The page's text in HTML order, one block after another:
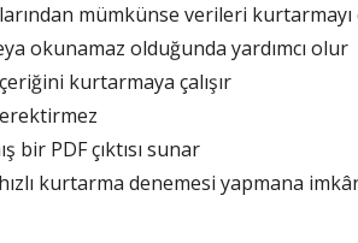
mümkünse verileri kurtarmayı
okunamaz olduğunda yardımcı olur
kurtarmaya çalışır
bir PDF çıktısı sunar
kurtarma denemesi yapmana